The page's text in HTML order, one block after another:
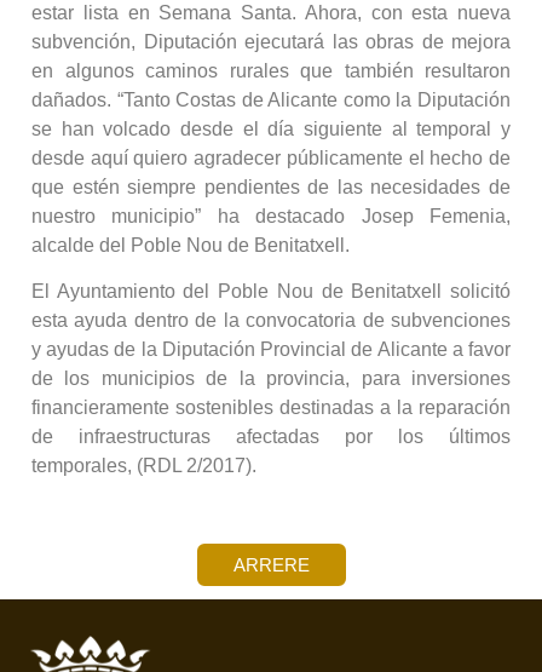
estar lista en Semana Santa. Ahora, con esta nueva
subvención, Diputación ejecutará las obras de mejora
en algunos caminos rurales que también resultaron
dañados. “Tanto Costas de Alicante como la Diputación
se han volcado desde el día siguiente al temporal y
desde aquí quiero agradecer públicamente el hecho de
que estén siempre pendientes de las necesidades de
nuestro municipio” ha destacado Josep Femenia,
alcalde del Poble Nou de Benitatxell.
El Ayuntamiento del Poble Nou de Benitatxell solicitó
esta ayuda dentro de la convocatoria de subvenciones
y ayudas de la Diputación Provincial de Alicante a favor
de los municipios de la provincia, para inversiones
financieramente sostenibles destinadas a la reparación
de infraestructuras afectadas por los últimos
temporales, (RDL 2/2017).
ARRERE